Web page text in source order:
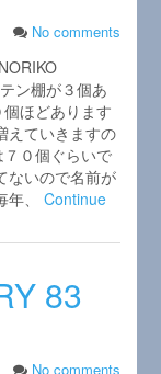
No comments
ン棚が３個あ
ほどあります
えていきますの
０個ぐらいで
ないので名前が
年、Continue
83
No comments